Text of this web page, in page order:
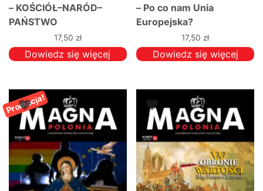
– KOŚCIÓŁ–NARÓD–
PAŃSTWO
17,50 zł
Dowiedz się więcej
– Po co nam Unia
Europejska?
17,50 zł
Dowiedz się więcej
Promocja!